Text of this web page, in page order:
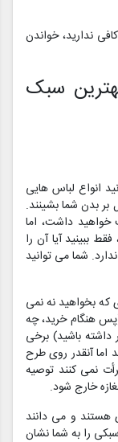
ندارید، خواندن
سبک
انواع لباس هایی
بر بدن شما بشینند.
داشت، اما
ببینید آیا آن را
شما می توانید
که بخواهید نه نمی
(پس هنگام خرید، چه
باشید) برخی
اما آنقدر روی طرح
نمی‌ کنند توصیه‌
خارج شود.
هستند و می دانند
را به شما نشان